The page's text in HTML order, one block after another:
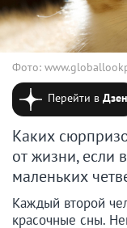
Фото:
Перейти вДзен
Каких
от жизни, если
маленьких
Каждый второй
красочные сны.